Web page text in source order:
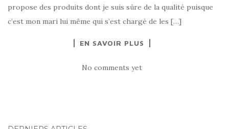
propose des produits dont je suis sûre de la qualité puisque
c’est mon mari lui même qui s’est chargé de les […]
EN SAVOIR PLUS
No comments yet